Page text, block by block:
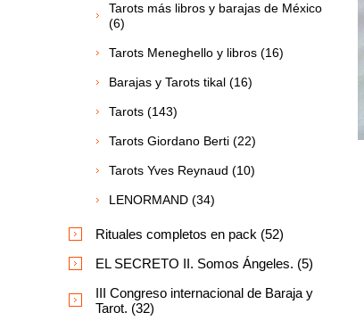
Tarots más libros y barajas de México
(6)
Tarots Meneghello y libros (16)
Barajas y Tarots tikal (16)
Tarots (143)
Tarots Giordano Berti (22)
Tarots Yves Reynaud (10)
LENORMAND (34)
Rituales completos en pack (52)
EL SECRETO II. Somos Ángeles. (5)
III Congreso internacional de Baraja y
Tarot. (32)